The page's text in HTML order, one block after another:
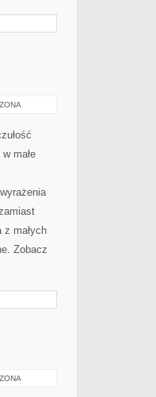
małe
z małych
Zobacz